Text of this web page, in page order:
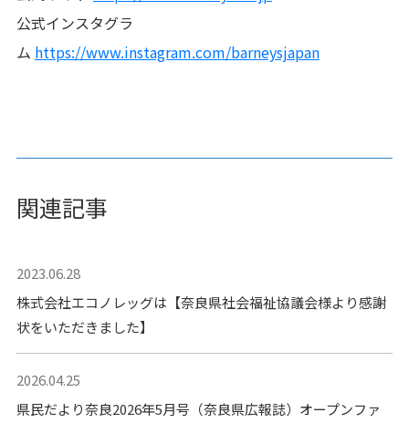
公式インスタグラ
ム https://www.instagram.com/barneysjapan
関連記事
2023.06.28
株式会社エコノレッグは【奈良県社会福祉協議会様より感謝
状をいただきました】
2026.04.25
県民だより奈良2026年5月号（奈良県広報誌）オープンファ